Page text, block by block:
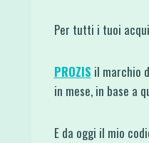
Per tutti i tuoi
PROZIS il marchio
in mese, in base a
E da oggi il mio